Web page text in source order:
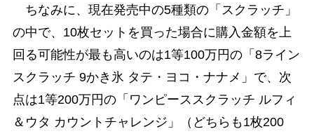
ちなみに、現在発売中の5種類の「スクラッチ」
の中で、10枚セットを買った場合に購入金額を上
回る可能性が最も高いのは1等100万円の「8ライン
スクラッチ 9かき氷 タテ・ヨコ・ナナメ」で、次
点は1等200万円の「ワンピーススクラッチ ルフィ
＆ウタ カウントチャレンジ」（どちらも1枚200